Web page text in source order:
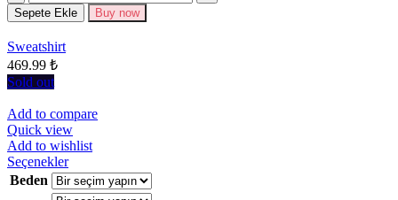
Seçenekler
Sepete Ekle Buy now
Sweatshirt
469.99 ₺
Sold out
Add to compare
Quick view
Add to wishlist
SeçeneklerBu
ürünün
birden
Beden